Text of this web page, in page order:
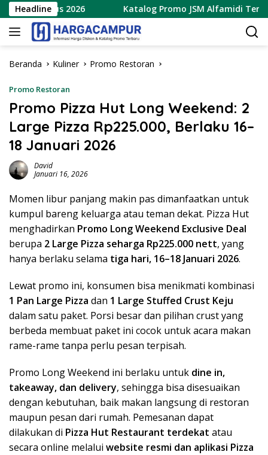
Langsung
ke
konten
Headline
Agustus 2026 Katalog Promo JSM Alfamidi Terbaru 7
Beranda Kuliner Promo Restoran
Promo Restoran
Promo Pizza Hut Long Weekend: 2
Large Pizza Rp225.000, Berlaku 16–
18 Januari 2026
David
Januari 16, 2026
Momen libur panjang makin pas dimanfaatkan untuk
kumpul bareng keluarga atau teman dekat. Pizza Hut
menghadirkan Promo Long Weekend Exclusive Deal
berupa 2 Large Pizza seharga Rp225.000 nett, yang
hanya berlaku selama tiga hari, 16–18 Januari 2026.
Lewat promo ini, konsumen bisa menikmati kombinasi
1 Pan Large Pizza dan 1 Large Stuffed Crust Keju
dalam satu paket. Porsi besar dan pilihan crust yang
berbeda membuat paket ini cocok untuk acara makan
rame-rame tanpa perlu pesan terpisah.
Promo Long Weekend ini berlaku untuk dine in,
takeaway, dan delivery, sehingga bisa disesuaikan
dengan kebutuhan, baik makan langsung di restoran
maupun pesan dari rumah. Pemesanan dapat
dilakukan di Pizza Hut Restaurant terdekat atau
secara online melalui website resmi dan aplikasi Pizza